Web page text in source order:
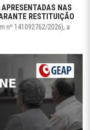
NAS
RESTITUIÇÃO
nº 141092762/2026), a